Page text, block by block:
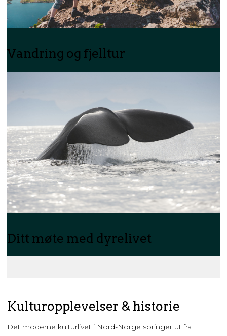
Vandring og fjelltur
Ditt møte med dyrelivet
Kulturopplevelser & historie
Det moderne kulturlivet i Nord-Norge springer ut fra